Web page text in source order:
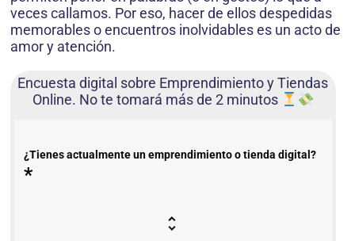
veces callamos. Por eso, hacer de ellos despedidas
memorables o encuentros inolvidables es un acto de
amor y atención.
Encuesta digital sobre Emprendimiento y Tiendas
Online. No te tomará más de 2 minutos
¿Tienes actualmente un emprendimiento o tienda digital?
*